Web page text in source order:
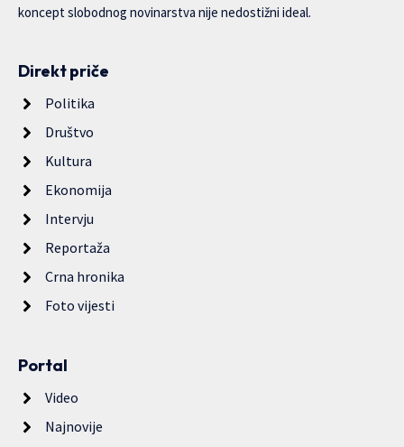
koncept slobodnog novinarstva nije nedostižni ideal.
Direkt priče
Politika
Društvo
Kultura
Ekonomija
Intervju
Reportaža
Crna hronika
Foto vijesti
Portal
Video
Najnovije